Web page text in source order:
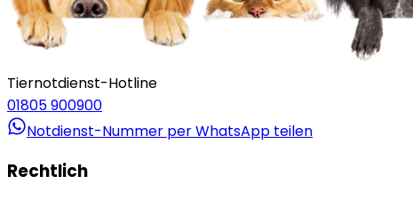
Tiernotdienst-Hotline
01805 900900
Notdienst-Nummer per WhatsApp teilen
Rechtlich